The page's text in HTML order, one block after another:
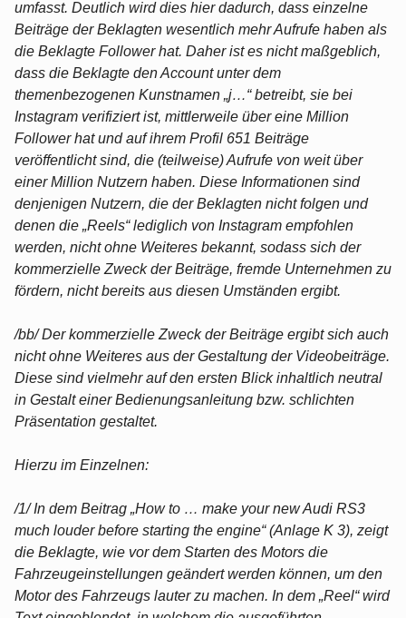
umfasst. Deutlich wird dies hier dadurch, dass einzelne
Beiträge der Beklagten wesentlich mehr Aufrufe haben als
die Beklagte Follower hat. Daher ist es nicht maßgeblich,
dass die Beklagte den Account unter dem
themenbezogenen Kunstnamen „j…“ betreibt, sie bei
Instagram verifiziert ist, mittlerweile über eine Million
Follower hat und auf ihrem Profil 651 Beiträge
veröffentlicht sind, die (teilweise) Aufrufe von weit über
einer Million Nutzern haben. Diese Informationen sind
denjenigen Nutzern, die der Beklagten nicht folgen und
denen die „Reels“ lediglich von Instagram empfohlen
werden, nicht ohne Weiteres bekannt, sodass sich der
kommerzielle Zweck der Beiträge, fremde Unternehmen zu
fördern, nicht bereits aus diesen Umständen ergibt.
/bb/ Der kommerzielle Zweck der Beiträge ergibt sich auch
nicht ohne Weiteres aus der Gestaltung der Videobeiträge.
Diese sind vielmehr auf den ersten Blick inhaltlich neutral
in Gestalt einer Bedienungsanleitung bzw. schlichten
Präsentation gestaltet.
Hierzu im Einzelnen:
/1/ In dem Beitrag „How to … make your new Audi RS3
much louder before starting the engine“ (Anlage K 3), zeigt
die Beklagte, wie vor dem Starten des Motors die
Fahrzeugeinstellungen geändert werden können, um den
Motor des Fahrzeugs lauter zu machen. In dem „Reel“ wird